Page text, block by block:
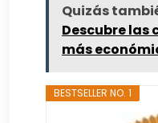
Quizás
Descubre las
más
BESTSELLER NO. 1